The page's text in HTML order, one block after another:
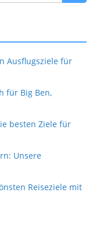
Ausflugsziele für
für Big Ben,
besten Ziele für
Unsere
Reiseziele mit